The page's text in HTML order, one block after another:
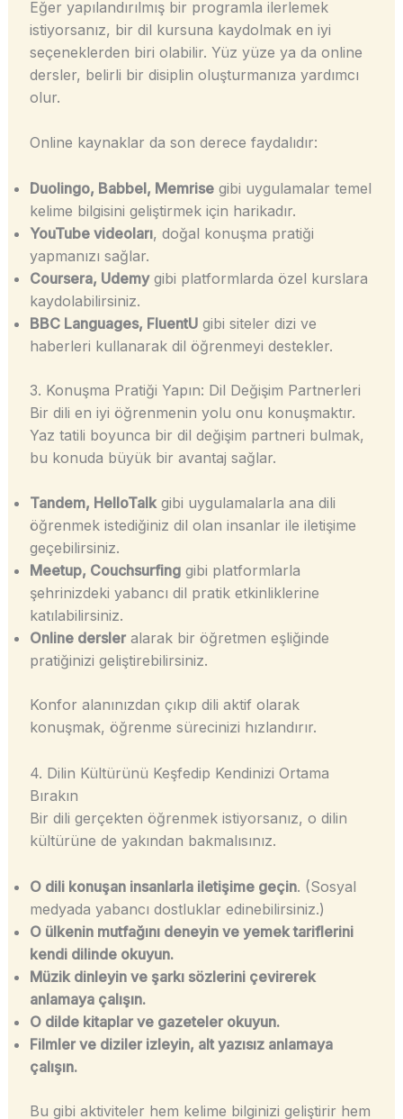
Eğer yapılandırılmış bir programla ilerlemek
istiyorsanız, bir dil kursuna kaydolmak en iyi
seçeneklerden biri olabilir. Yüz yüze ya da online
dersler, belirli bir disiplin oluşturmanıza yardımcı
olur.
Online kaynaklar da son derece faydalıdır:
Duolingo, Babbel, Memrisegibi uygulamalar temel
kelime bilgisini geliştirmek için harikadır.
YouTube videoları, doğal konuşma pratiği
yapmanızı sağlar.
Coursera, Udemygibi platformlarda özel kurslara
kaydolabilirsiniz.
BBC Languages, FluentUgibi siteler dizi ve
haberleri kullanarak dil öğrenmeyi destekler.
3. Konuşma Pratiği Yapın: Dil Değişim Partnerleri
Bir dili en iyi öğrenmenin yolu onu konuşmaktır.
Yaz tatili boyunca bir dil değişim partneri bulmak,
bu konuda büyük bir avantaj sağlar.
Tandem, HelloTalkgibi uygulamalarla ana dili
öğrenmek istediğiniz dil olan insanlar ile iletişime
geçebilirsiniz.
Meetup, Couchsurfinggibi platformlarla
şehrinizdeki yabancı dil pratik etkinliklerine
katılabilirsiniz.
Online dersleralarak bir öğretmen eşliğinde
pratiğinizi geliştirebilirsiniz.
Konfor alanınızdan çıkıp dili aktif olarak
konuşmak, öğrenme sürecinizi hızlandırır.
4. Dilin Kültürünü Keşfedip Kendinizi Ortama
Bırakın
Bir dili gerçekten öğrenmek istiyorsanız, o dilin
kültürüne de yakından bakmalısınız.
O dili konuşan insanlarla iletişime geçin. (Sosyal
medyada yabancı dostluklar edinebilirsiniz.)
O ülkenin mutfağını deneyin ve yemek tariflerini
kendi dilinde okuyun.
Müzik dinleyin ve şarkı sözlerini çevirerek
anlamaya çalışın.
O dilde kitaplar ve gazeteler okuyun.
Filmler ve diziler izleyin, alt yazısız anlamaya
çalışın.
Bu gibi aktiviteler hem kelime bilginizi geliştirir hem